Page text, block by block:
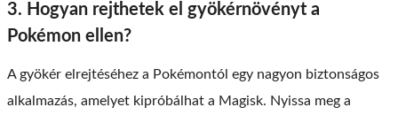
3. Hogyan rejthetek el gyökérnövényt a
Pokémon ellen?
A gyökér elrejtéséhez a Pokémontól egy nagyon biztonságos
alkalmazás, amelyet kipróbálhat a Magisk. Nyissa meg a